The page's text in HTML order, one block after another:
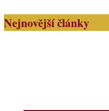
Nejnovější články